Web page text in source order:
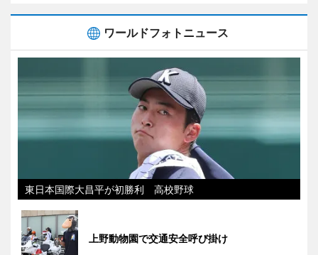
ワールドフォトニュース
東日本国際大昌平が初勝利 高校野球
上野動物園で交通安全呼び掛け